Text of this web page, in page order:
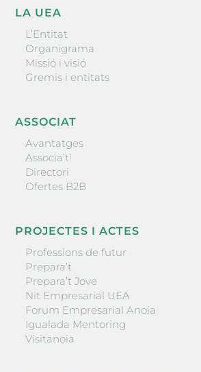
LA UEA
L’Entitat
Organigrama
Missió i visió
Gremis i entitats
ASSOCIAT
Avantatges
Associa’t!
Directori
Ofertes B2B
PROJECTES I ACTES
Professions de futur
Prepara’t
Prepara’t Jove
Nit Empresarial UEA
Forum Empresarial Anoia
Igualada Mentoring
Visitanoia